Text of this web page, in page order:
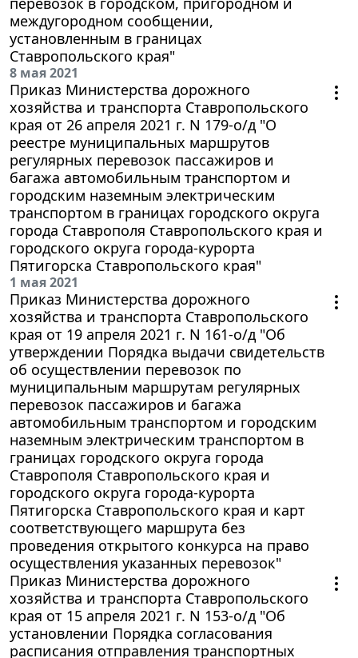
междугородном сообщении,
установленным в границах
Ставропольского края"
8 мая 2021
Приказ Министерства дорожного
хозяйства и транспорта Ставропольского
края от 26 апреля 2021 г. N 179-о/д "О
реестре муниципальных маршрутов
регулярных перевозок пассажиров и
багажа автомобильным транспортом и
городским наземным электрическим
транспортом в границах городского округа
города Ставрополя Ставропольского края и
городского округа города-курорта
Пятигорска Ставропольского края"
1 мая 2021
Приказ Министерства дорожного
хозяйства и транспорта Ставропольского
края от 19 апреля 2021 г. N 161-о/д "Об
утверждении Порядка выдачи свидетельств
об осуществлении перевозок по
муниципальным маршрутам регулярных
перевозок пассажиров и багажа
автомобильным транспортом и городским
наземным электрическим транспортом в
границах городского округа города
Ставрополя Ставропольского края и
городского округа города-курорта
Пятигорска Ставропольского края и карт
соответствующего маршрута без
проведения открытого конкурса на право
осуществления указанных перевозок"
Приказ Министерства дорожного
хозяйства и транспорта Ставропольского
края от 15 апреля 2021 г. N 153-о/д "Об
установлении Порядка согласования
расписания отправления транспортных